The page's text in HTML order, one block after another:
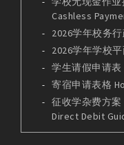
Cashless
2026学年校务
2026学年学校
学生请假申请表
寄宿申请表格
征收学杂费方
Direct Debit